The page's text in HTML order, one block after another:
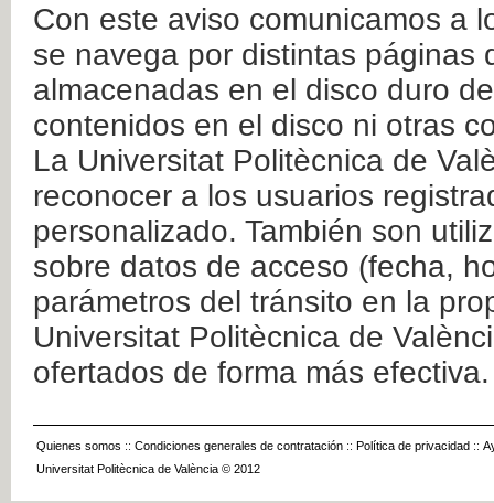
Con este aviso comunicamos a
se navega por distintas páginas
almacenadas en el disco duro
contenidos en el disco ni otras
La Universitat Politècnica de
reconocer a los usuarios
personalizado. También son
sobre datos de acceso (fecha,
parámetros del tránsito en la
Universitat Politècnica de
ofertados de forma más efectiva.
Quienes somos :: Condiciones generales de contratación :: Política de privacidad ::
Universitat Politècnica de València © 2012